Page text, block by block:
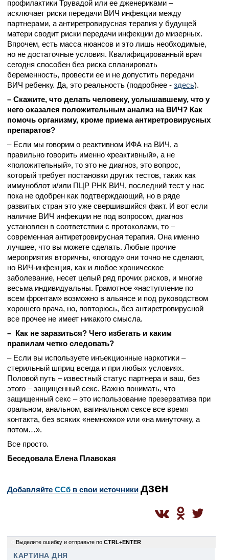
профилактики Трувадой или ее дженериками –
исключает риски передачи ВИЧ инфекции между
партнерами, а антиретровирусная терапия у будущей
матери сводит риски передачи инфекции до мизерных.
Впрочем, есть масса нюансов и это лишь необходимые,
но не достаточные условия. Квалифицированный врач
сегодня способен без риска спланировать
беременность, провести ее и не допустить передачи
ВИЧ ребенку. Да, это реальность (подробнее - здесь).
– Скажите, что делать человеку, услышавшему, что у
него оказался положительным анализ на ВИЧ? Как
помочь организму, кроме приема антиретровирусных
препаратов?
– Если мы говорим о реактивном ИФА на ВИЧ, а
правильно говорить именно «реактивный», а не
«положительный», то это не диагноз, это вопрос,
который требует постановки других тестов, таких как
иммуноблот и/или ПЦР РНК ВИЧ, последний тест у нас
пока не одобрен как подтверждающий, но в ряде
развитых стран это уже свершившийся факт. И вот если
наличие ВИЧ инфекции не под вопросом, диагноз
установлен в соответствии с протоколами, то –
современная антиретровирусная терапия. Она именно
лучшее, что вы можете сделать. Любые прочие
мероприятия вторичны, «погоду» они точно не сделают,
но ВИЧ-инфекция, как и любое хроническое
заболевание, несет целый ряд прочих рисков, и многие
весьма индивидуальны. Грамотное «наступление по
всем фронтам» возможно в альянсе и под руководством
хорошего врача, но, повторюсь, без антиретровирусной
все прочее не имеет никакого смысла.
– Как не заразиться? Чего избегать и каким
правилам четко следовать?
– Если вы используете инъекционные наркотики –
стерильный шприц всегда и при любых условиях.
Половой путь – известный статус партнера и ваш, без
этого – защищенный секс. Важно понимать, что
защищенный секс – это использование презерватива при
оральном, анальном, вагинальном сексе все время
контакта, без всяких «немножко» или «на минуточку, а
потом…».
Все просто.
Беседовала Елена Плавская
Добавляйте CСб в свои источники дзен
Выделите ошибку и отправьте по CTRL+ENTER
КАРТИНА ДНЯ